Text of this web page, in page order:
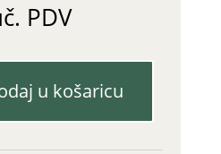
PDV
u košaricu